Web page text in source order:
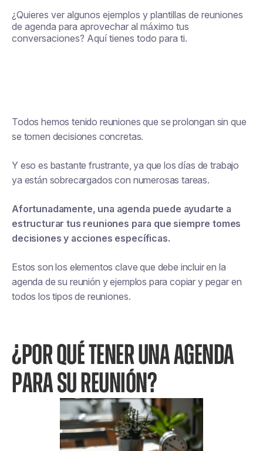
¿Quieres ver algunos ejemplos y plantillas de reuniones
de agenda para aprovechar al máximo tus
conversaciones? Aquí tienes todo para ti.
Todos hemos tenido reuniones que se prolongan sin que
se tomen decisiones concretas.
Y eso es bastante frustrante, ya que los días de trabajo
ya están sobrecargados con numerosas tareas.
Afortunadamente, una agenda puede ayudarte a
estructurar tus reuniones para que siempre tomes
decisiones y acciones específicas.
Estos son los elementos clave que debe incluir en la
agenda de su reunión y ejemplos para copiar y pegar en
todos los tipos de reuniones.
¿POR QUÉ TENER UNA AGENDA
PARA SU REUNIÓN?